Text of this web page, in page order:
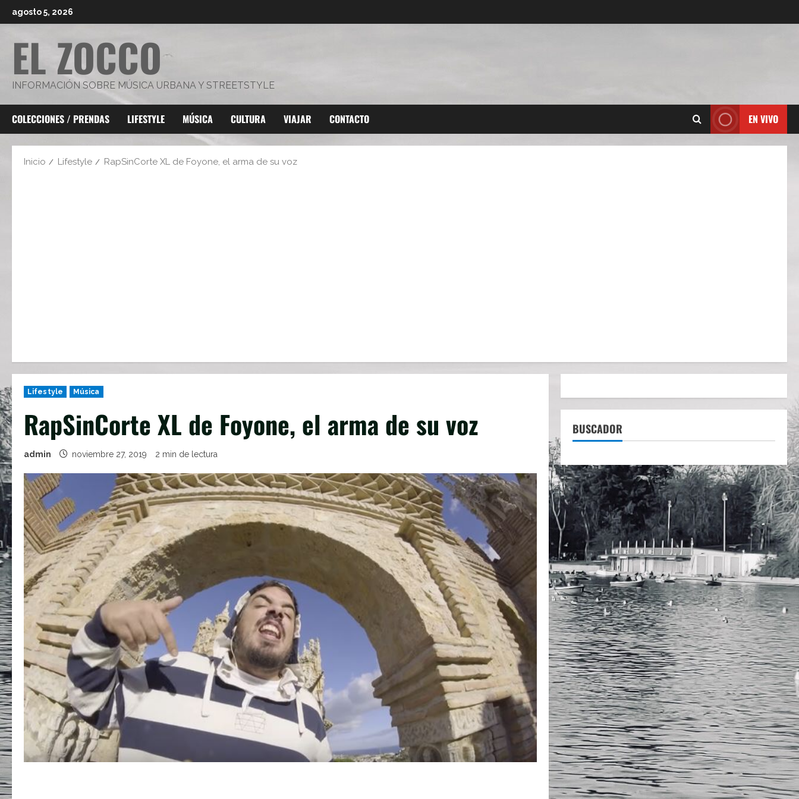
al
agosto 5, 2026
EL ZOCCO
INFORMACIÓN SOBRE MÚSICA URBANA Y STREETSTYLE
COLECCIONES / PRENDAS LIFESTYLE MÚSICA CULTURA VIAJAR CONTACTO EN VIVO
Inicio Lifestyle RapSinCorte XL de Foyone, el arma de su voz
Lifestyle Música
RapSinCorte XL de Foyone, el arma de su voz
admin noviembre 27, 2019 2 min de lectura
BUSCADOR